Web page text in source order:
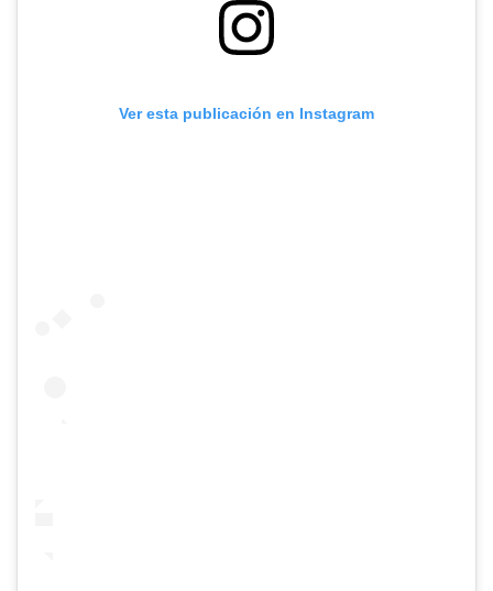
Ver esta publicación en Instagram